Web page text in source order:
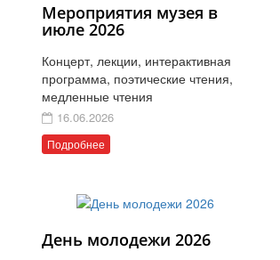
Мероприятия музея в
июле 2026
Концерт, лекции, интерактивная
программа, поэтические чтения,
медленные чтения
16.06.2026
Подробнее
День молодежи 2026